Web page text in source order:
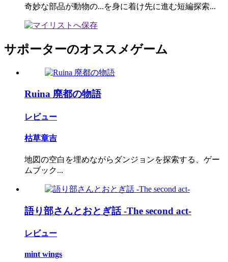
奇妙な部品が動物の...を身に着け先に進む短編探索...
サポーターのオススメゲーム
Ruina 廃都の物語
レビュー
枯草章吉
地図の空白を埋めながらダンジョンを探索する、ゲー
ムブック...
語り部さんとおとぎ話 -The second act-
レビュー
mint wings